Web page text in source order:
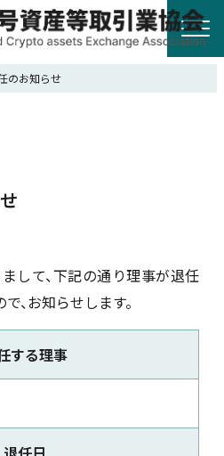
のお知らせ
して、下記の通り理事が退任
、お知らせします。
する理事